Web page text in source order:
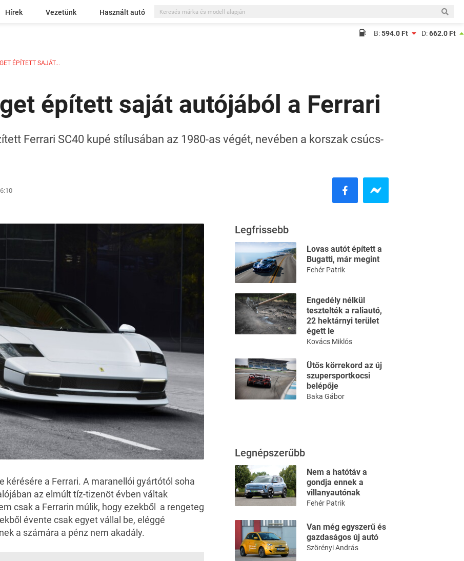
Hírek Vezetünk Használt autó
B:594.0 Ft D:662.0 Ft
ÉPÍTETT SAJÁT...
épített saját autójából a Ferrari
Ferrari SC40 kupé stílusában az 1980-as végét, nevében a korszak csúcs-
kérésére a Ferrari. A maranellói gyártótól soha
az elmúlt tíz-tizenöt évben váltak
csak a Ferrarin múlik, hogy ezekből a rengeteg
évente csak egyet vállal be, eléggé
a számára a pénz nem akadály.
Legfrissebb
Lovas autót épített a
Bugatti, már megint
Fehér Patrik
Engedély nélkül
tesztelték a raliautó,
22 hektárnyi terület
égett le
Kovács Miklós
Ütős körrekord az új
szupersportkocsi
belépője
Baka Gábor
Legnépszerűbb
Nem a hatótáv a
gondja ennek a
villanyautónak
Fehér Patrik
Van még egyszerű és
gazdaságos új autó
Szörényi András